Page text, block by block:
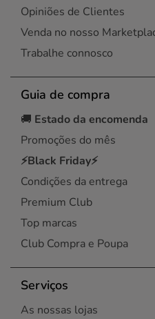
Opiniões de Clientes
Venda no nosso
Trabalhe connosco
Guia de compra
🚚 Estado da encomenda
Promoções do mês
⚡Black Friday⚡
Condições da entrega
Premium Club
Top marcas
Club Compra e Poupa
Serviços
As nossas lojas